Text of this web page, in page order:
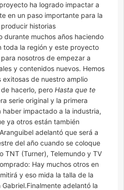
ha logrado impactar a
en un paso importante para la
historias
durante muchos años haciendo
toda la región y este proyecto
nosotros de empezar a
y contenidos nuevos. Hemos
de nuestro amplio
hacerlo, pero Hasta que te
serie original y la primera
impactado a la industria,
ya otros están también
adelantó que será a
del año cuando se coloque
TNT (Turner), Telemundo y TV
Hay muchos otros en
y eso mida la talla de la
adelantó la